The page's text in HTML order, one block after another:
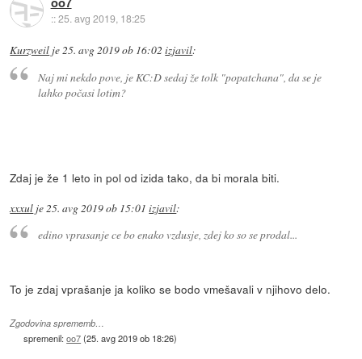
::25. avg 2019, 18:25
Kurzweil je25. avg 2019 ob 16:02 izjavil:
Naj mi nekdo pove, je KC:D sedaj že tolk "popatchana", da se je
lahko počasi lotim?
Zdaj je že 1 leto in pol od izida tako, da bi morala biti.
xxxul je25. avg 2019 ob 15:01 izjavil:
edino vprasanje ce bo enako vzdusje, zdej ko so se prodal...
To je zdaj vprašanje ja koliko se bodo vmešavali v njihovo delo.
Zgodovina sprememb…
spremenil:oo7(25. avg 2019 ob 18:26)